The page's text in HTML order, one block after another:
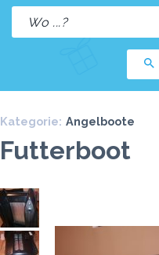
Kategorie: Angelboote
Futterboot